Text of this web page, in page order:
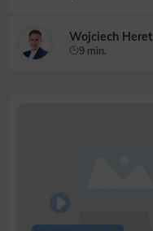
Wojciech Heret
9 min.